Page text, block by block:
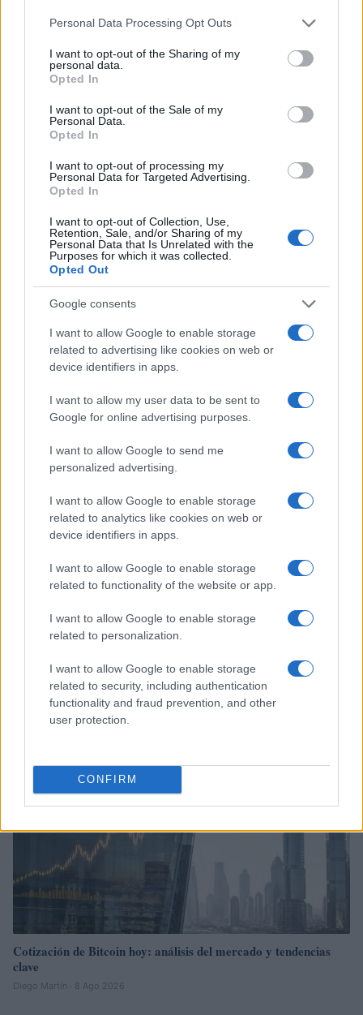
Please note that this website/app uses one or more Google
not limited to your visit or usage behaviour. You may click to
grant or deny consent to Google and its third-party tags to
use your data for below specified purposes in below Google
consent section.
Personal Data Processing Opt Outs
I want to opt-out of the Sharing of my
personal data.
Opted In
I want to opt-out of the Sale of my
Personal Data.
Opted In
I want to opt-out of processing my
Personal Data for Targeted Advertising.
Opted In
I want to opt-out of Collection, Use,
Retention, Sale, and/or Sharing of my
Personal Data that Is Unrelated with the
Purposes for which it was collected.
Opted Out
Google consents
I want to allow Google to enable storage
related to advertising like cookies on web or
device identifiers in apps.
I want to allow my user data to be sent to
Google for online advertising purposes.
I want to allow Google to send me
personalized advertising.
I want to allow Google to enable storage
related to analytics like cookies on web or
device identifiers in apps.
I want to allow Google to enable storage
related to functionality of the website or app.
I want to allow Google to enable storage
related to personalization.
I want to allow Google to enable storage
related to security, including authentication
functionality and fraud prevention, and other
user protection.
CONFIRM
Sigue leyendo
Criptomonedas: Guía completa para entender su
Cotización de criptomonedas: evolución y perspectivas en 2026
Diego Martín · 8 Ago 2026
CRIPTOMONEDAS
Cotización de Bitcoin hoy: análisis del mercado y tendencias
clave
Diego Martín · 8 Ago 2026